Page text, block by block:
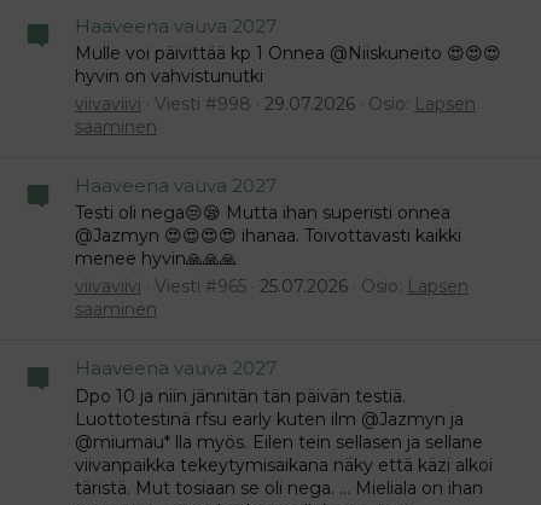
Haaveena vauva 2027
Mulle voi päivittää kp 1 Onnea @Niiskuneito 😍😍😍
hyvin on vahvistunutki
viivaviivi
Viesti #998 29.07.2026 Osio: Lapsen
saaminen
Haaveena vauva 2027
Testi oli nega😒😪 Mutta ihan superisti onnea
@Jazmyn 😍😍😍😍 ihanaa. Toivottavasti kaikki
menee hyvin🙏🙏🙏
viivaviivi
Viesti #965 25.07.2026 Osio: Lapsen
saaminen
Haaveena vauva 2027
Dpo 10 ja niin jännitän tän päivän testiä.
Luottotestinä rfsu early kuten ilm @Jazmyn ja
@miumau* lla myös. Eilen tein sellasen ja sellane
viivanpaikka tekeytymisaikana näky että käzi alkoi
täristä. Mut tosiaan se oli nega. ... Mieliala on ihan